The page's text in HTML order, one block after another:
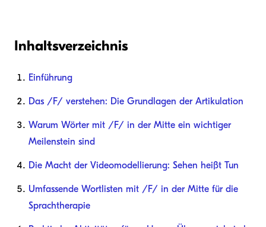
Inhaltsverzeichnis
Einführung
Das /F/ verstehen: Die Grundlagen der Artikulation
Warum Wörter mit /F/ in der Mitte ein wichtiger
Meilenstein sind
Die Macht der Videomodellierung: Sehen heißt Tun
Umfassende Wortlisten mit /F/ in der Mitte für die
Sprachtherapie